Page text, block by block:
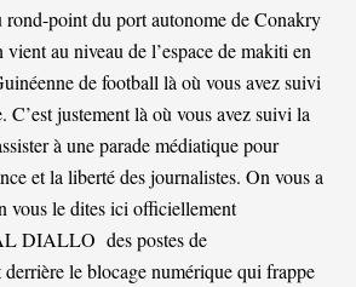
rond-point du port autonome de Conakry
au niveau de l’espace de makiti en
de football là où vous avez suivi
justement là où vous avez suivi la
à une parade médiatique pour
et la liberté des journalistes. On vous a
vous le dites ici officiellement
DIALLO des postes de
le blocage numérique qui frappe